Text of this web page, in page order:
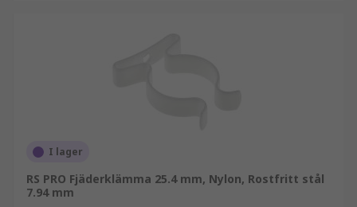
I lager
RS PRO Fjäderklämma 25.4 mm, Nylon, Rostfritt stål
7.94 mm